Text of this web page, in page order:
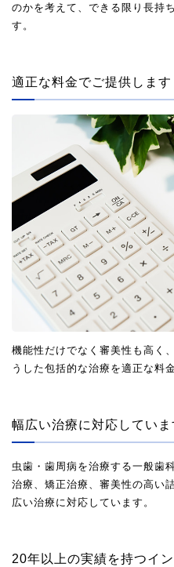
のかを考えて、できる限り長持
す。
適正な料金でご提供します
機能性だけでなく審美性も高く
うした包括的な治療を適正な料
幅広い治療に対応していま
虫歯・歯周病を治療する一般歯
治療、矯正治療、審美性の高い
広い治療に対応しています。
20年以上の実績を持つイ